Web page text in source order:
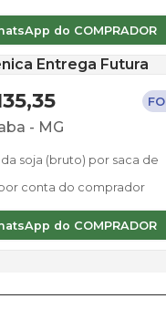
do COMPRADOR
Entrega Futura
- MG
soja (bruto) por saca de
conta do comprador
do COMPRADOR